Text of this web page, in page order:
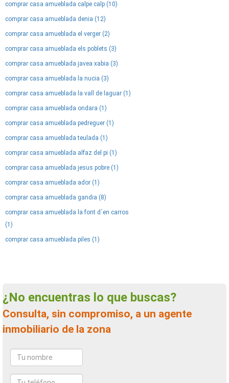
comprar casa amueblada calpe calp (10)
comprar casa amueblada denia (12)
comprar casa amueblada el verger (2)
comprar casa amueblada els poblets (3)
comprar casa amueblada javea xabia (3)
comprar casa amueblada la nucia (3)
comprar casa amueblada la vall de laguar (1)
comprar casa amueblada ondara (1)
comprar casa amueblada pedreguer (1)
comprar casa amueblada teulada (1)
comprar casa amueblada alfaz del pi (1)
comprar casa amueblada jesus pobre (1)
comprar casa amueblada ador (1)
comprar casa amueblada gandia (8)
comprar casa amueblada la font d´en carros
(1)
comprar casa amueblada piles (1)
¿No encuentras lo que buscas?
Consulta, sin compromiso, a un agente
inmobiliario de la zona